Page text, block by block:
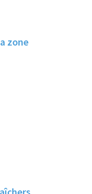
zone